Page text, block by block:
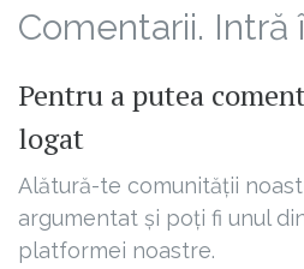
Comentarii.
Pentru a putea
logat
Alătură-te comunității
argumentat și poți fi unul
platformei noastre.